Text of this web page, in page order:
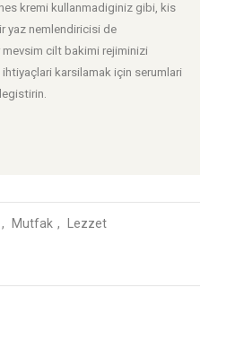
kremi kullanmadiginiz gibi, kis
yaz nemlendiricisi de
mevsim cilt bakimi rejiminizi
karsilamak için serumlari
Mutfak Lezzet